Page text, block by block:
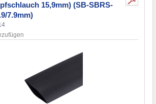
15,9mm) (SB-SBRS-
7.9mm)